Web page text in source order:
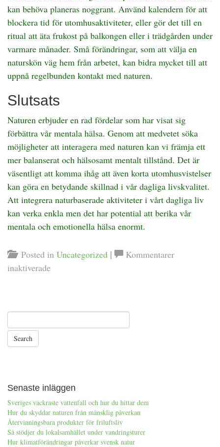
kan behöva planeras noggrant. Använd kalendern för att
blockera tid för utomhusaktiviteter, eller gör det till en
ritual att äta frukost på balkongen eller i trädgården under
varmare månader. Små förändringar, som att välja en
naturskön väg hem från arbetet, kan bidra mycket till att
uppnå regelbunden kontakt med naturen.
Slutsats
Naturen erbjuder en rad fördelar som har visat sig
förbättra vår mentala hälsa. Genom att medvetet söka
möjligheter att interagera med naturen kan vi främja ett
mer balanserat och hälsosamt mentalt tillstånd. Det är
väsentligt att komma ihåg att även korta utomhusvistelser
kan göra en betydande skillnad i vår dagliga livskvalitet.
Att integrera naturbaserade aktiviteter i vårt dagliga liv
kan verka enkla men det har potential att berika vår
mentala och emotionella hälsa enormt.
Posted in Uncategorized |
Kommentarer
inaktiveradeför
Senaste inläggen
Sveriges vackraste vattenfall och hur du hittar dem
Hur du skyddar naturen från mänsklig påverkan
Återvinningsbara produkter för friluftsliv
Så stödjer du lokalsamhället under vandringsturer
Hur klimatförändringar påverkar svensk natur